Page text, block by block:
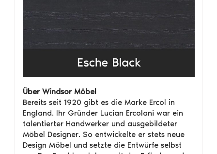
Über Windsor Möbel
Bereits seit 1920 gibt es die Marke Ercol in
England. Ihr Gründer Lucian Ercolani war ein
talentierter Handwerker und ausgebildeter
Möbel Designer. So entwickelte er stets neue
Design Möbel und setzte die Entwürfe selbst